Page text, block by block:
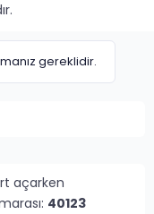
gereklidir.
açarken
40123